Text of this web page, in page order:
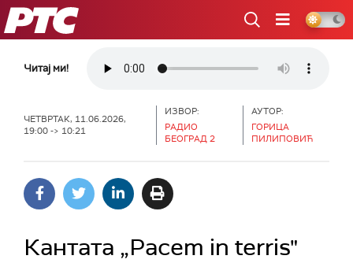
РТС
Читај ми!
ЧЕТВРТАК, 11.06.2026,
19:00 -> 10:21
ИЗВОР:
РАДИО
БЕОГРАД 2
АУТОР:
ГОРИЦА
ПИЛИПОВИЋ
Кантата „Pacem in terris"